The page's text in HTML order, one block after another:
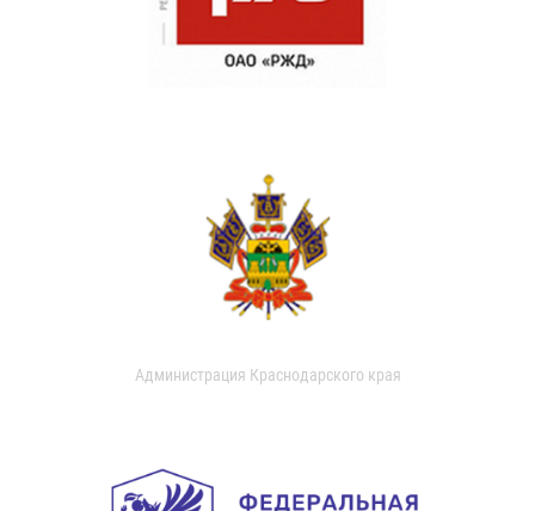
Администрация Краснодарского края